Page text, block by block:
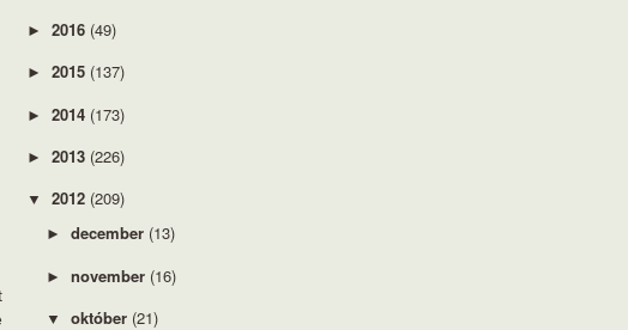
► 2016 (49)
► 2015 (137)
► 2014 (173)
► 2013 (226)
▼ 2012 (209)
► december (13)
► november (16)
▼ október (21)